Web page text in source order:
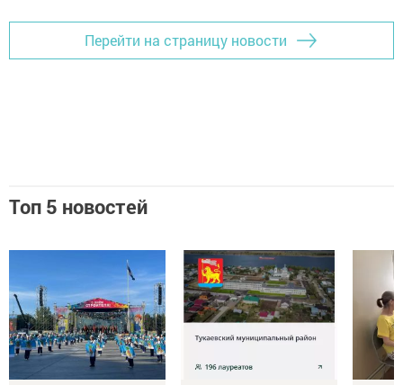
Перейти на страницу новости
Топ 5 новостей